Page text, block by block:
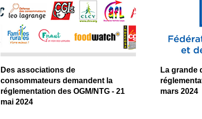
Des associations de
consommateurs demandent la
réglementation des OGM/NTG - 21
mai 2024
La grande
mars 2024